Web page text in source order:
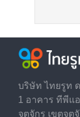
บริษัท ไทยรูท
1 อาคาร ทีพีแ
จตุจักร เขตจตุ